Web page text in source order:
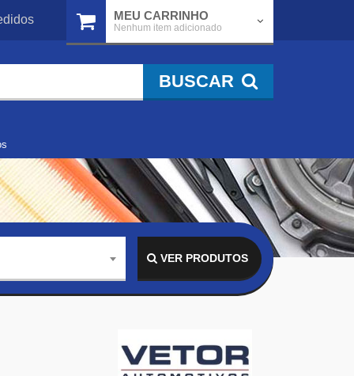
MEU CARRINHO
Nenhum item adicionado
BUSCAR
VER PRODUTOS